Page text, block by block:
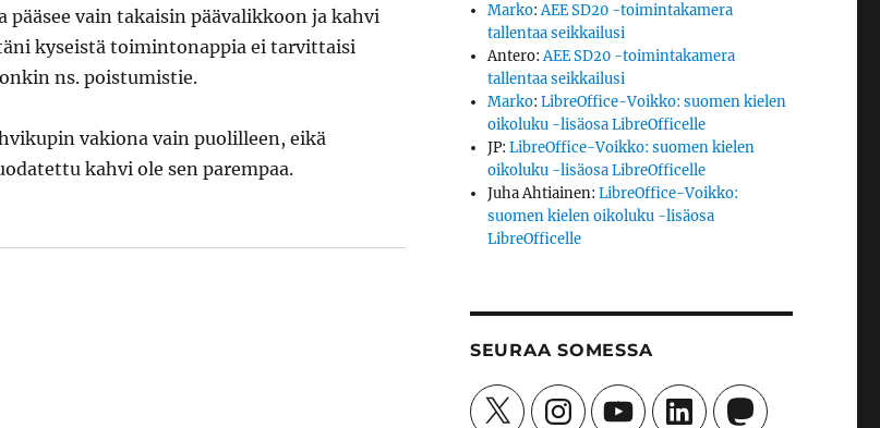
vain takaisin päävalikkoon ja kahvi
kyseistä toimintonappia ei tarvittaisi
ns. poistumistie.
vakiona vain puolilleen, eikä
kahvi ole sen parempaa.
Marko:AEE SD20 -toimintakamera
tallentaa seikkailusi
Antero:AEE SD20 -toimintakamera
tallentaa seikkailusi
Marko:LibreOffice-Voikko: suomen kielen
oikoluku -lisäosa LibreOfficelle
JP:LibreOffice-Voikko: suomen kielen
oikoluku -lisäosa LibreOfficelle
Juha Ahtiainen:LibreOffice-Voikko:
suomen kielen oikoluku -lisäosa
LibreOfficelle
SEURAA SOMESSA
X InstagramYouTubeLinkedInMastodon